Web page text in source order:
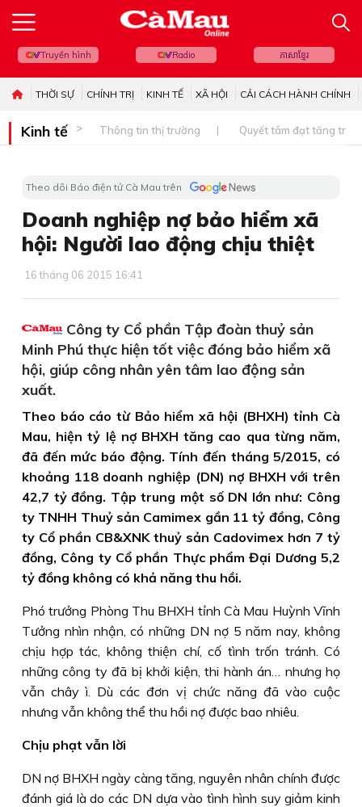
Truyền hình Radio ភាសាខ្មែរ
THỜI SỰ CHÍNH TRỊ KINH TẾ XÃ HỘI CẢI CÁCH HÀNH CHÍNH
Kinh tế Thông tin thị trường Quyết tâm đạt tăng
Theo dõi Báo điện tử Cà Mau trên
Doanh nghiệp nợ bảo hiểm xã
hội: Người lao động chịu thiệt
16 tháng 06 2015 16:41
Công ty Cổ phần Tập đoàn thuỷ sản
Minh Phú thực hiện tốt việc đóng bảo hiểm xã
hội, giúp công nhân yên tâm lao động sản
xuất.
Theo báo cáo từ Bảo hiểm xã hội (BHXH) tỉnh Cà
Mau, hiện tỷ lệ nợ BHXH tăng cao qua từng năm,
đã đến mức báo động. Tính đến tháng 5/2015, có
khoảng 118 doanh nghiệp (DN) nợ BHXH với trên
42,7 tỷ đồng. Tập trung một số DN lớn như: Công
ty TNHH Thuỷ sản Camimex gần 11 tỷ đồng, Công
ty Cổ phần CB&XNK thuỷ sản Cadovimex hơn 7 tỷ
đồng, Công ty Cổ phần Thực phẩm Đại Dương 5,2
tỷ đồng không có khả năng thu hồi.
Phó trưởng Phòng Thu BHXH tỉnh Cà Mau Huỳnh Vĩnh
Tưởng nhìn nhận, có những DN nợ 5 năm nay, không
chịu hợp tác, không thiện chí, cố tình trốn tránh. Có
những công ty đã bị khởi kiện, thi hành án… nhưng họ
vẫn chây ì. Dù các đơn vị chức năng đã vào cuộc
nhưng vẫn không thể thu hồi nợ được bao nhiêu.
Chịu phạt vẫn lời
DN nợ BHXH ngày càng tăng, nguyên nhân chính được
đánh giá là do các DN dựa vào tình hình suy giảm kinh